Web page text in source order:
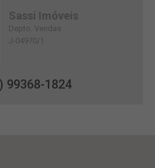
Sassi Imóveis
Depto. Vendas
J-04970/1
99368-1824